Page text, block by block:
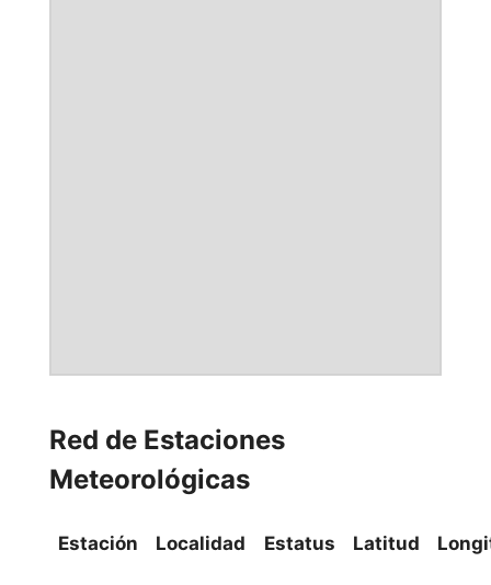
Red de Estaciones
Meteorológicas
Estación Localidad Estatus Latitud